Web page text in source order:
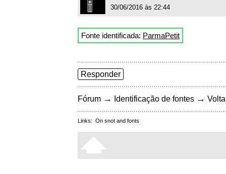
30/06/2016 às 22:44
Fonte identificada: ParmaPetit
Responder
Fórum → Identificação de fontes →
Links: On snot and fonts